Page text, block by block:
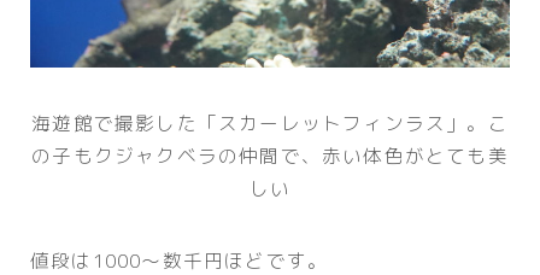
海遊館で撮影した「スカーレットフィンラス」。こ
の子もクジャクベラの仲間で、赤い体色がとても美
しい
値段は1000～数千円ほどです。